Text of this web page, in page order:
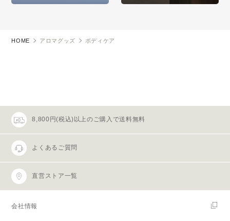
HOME アロマグッズ ボディケア
8,800円(税込)以上のご購入で送料無料
よくあるご質問
直営ストア一覧
会社情報